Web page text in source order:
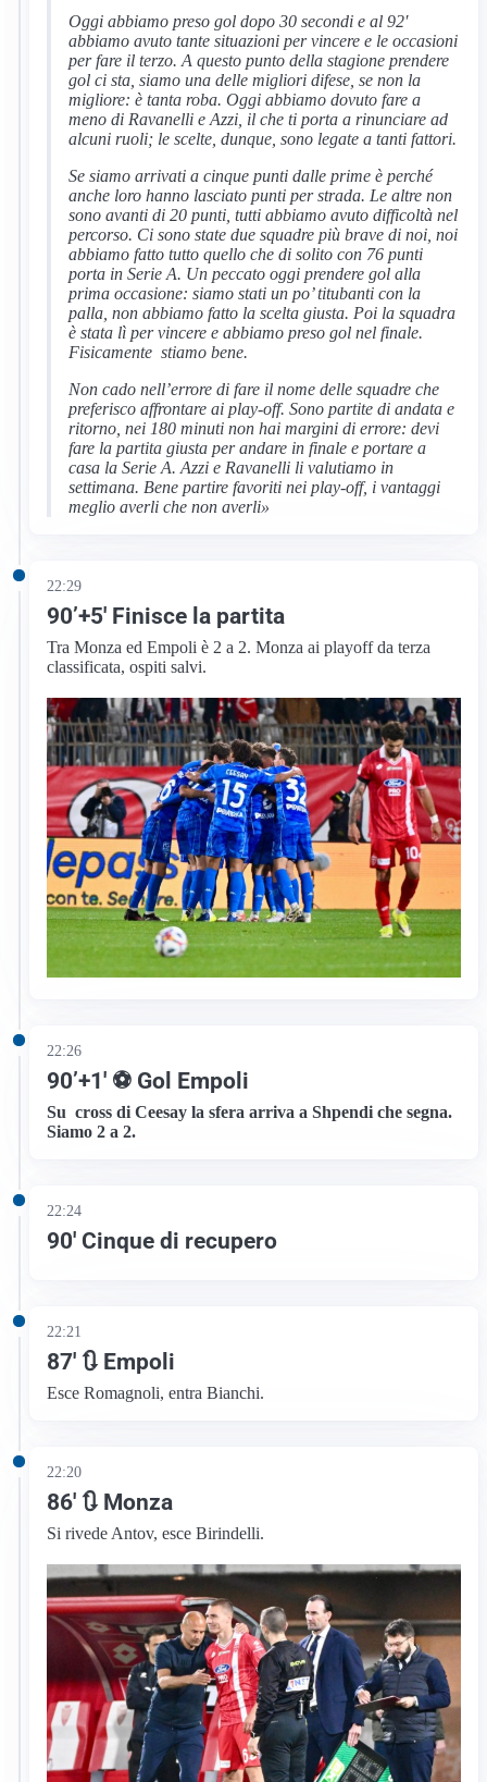
Oggi abbiamo preso gol dopo 30 secondi e al 92′
abbiamo avuto tante situazioni per vincere e le occasioni
per fare il terzo. A questo punto della stagione prendere
gol ci sta, siamo una delle migliori difese, se non la
migliore: è tanta roba. Oggi abbiamo dovuto fare a
meno di Ravanelli e Azzi, il che ti porta a rinunciare ad
alcuni ruoli; le scelte, dunque, sono legate a tanti fattori.
Se siamo arrivati a cinque punti dalle prime è perché
anche loro hanno lasciato punti per strada. Le altre non
sono avanti di 20 punti, tutti abbiamo avuto difficoltà nel
percorso. Ci sono state due squadre più brave di noi, noi
abbiamo fatto tutto quello che di solito con 76 punti
porta in Serie A. Un peccato oggi prendere gol alla
prima occasione: siamo stati un po’ titubanti con la
palla, non abbiamo fatto la scelta giusta. Poi la squadra
è stata lì per vincere e abbiamo preso gol nel finale.
Fisicamente stiamo bene.
Non cado nell’errore di fare il nome delle squadre che
preferisco affrontare ai play-off. Sono partite di andata e
ritorno, nei 180 minuti non hai margini di errore: devi
fare la partita giusta per andare in finale e portare a
casa la Serie A. Azzi e Ravanelli li valutiamo in
settimana. Bene partire favoriti nei play-off, i vantaggi
meglio averli che non averli»
22:29
90’+5′ Finisce la partita
Tra Monza ed Empoli è 2 a 2. Monza ai playoff da terza
classificata, ospiti salvi.
22:26
90’+1′ ⚽ Gol Empoli
Su cross di Ceesay la sfera arriva a Shpendi che segna.
Siamo 2 a 2.
22:24
90′ Cinque di recupero
22:21
87′ 🔃 Empoli
Esce Romagnoli, entra Bianchi.
22:20
86′ 🔃 Monza
Si rivede Antov, esce Birindelli.